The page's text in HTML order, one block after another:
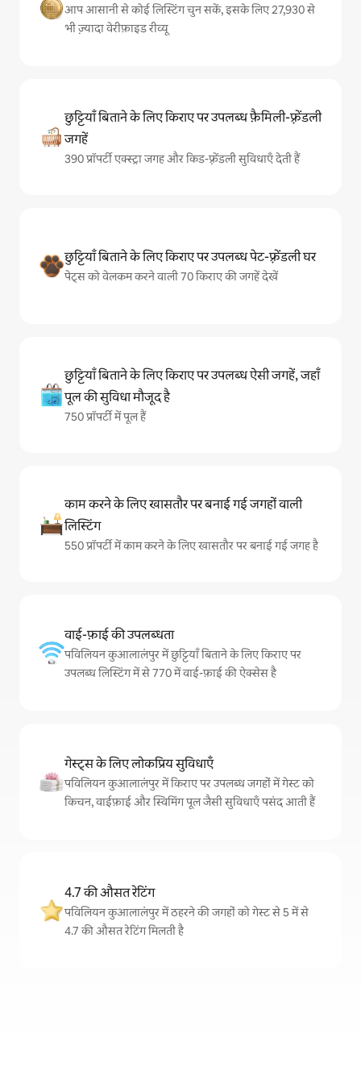
आप आसानी से कोई लिस्टिंग चुन सकें, इसके लिए 27,930 से
भी ज़्यादा वेरीफ़ाइड रीव्यू
छुट्टियाँ बिताने के लिए किराए पर उपलब्ध फ़ैमिली-फ़्रेंडली
जगहें
390 प्रॉपर्टी एक्स्ट्रा जगह और किड-फ़्रेंडली सुविधाएँ देती हैं
छुट्टियाँ बिताने के लिए किराए पर उपलब्ध पेट-फ़्रेंडली घर
पेट्स को वेलकम करने वाली 70 किराए की जगहें देखें
छुट्टियाँ बिताने के लिए किराए पर उपलब्ध ऐसी जगहें, जहाँ
पूल की सुविधा मौजूद है
750 प्रॉपर्टी में पूल हैं
काम करने के लिए खासतौर पर बनाई गई जगहों वाली
लिस्टिंग
550 प्रॉपर्टी में काम करने के लिए खासतौर पर बनाई गई जगह है
वाई-फ़ाई की उपलब्धता
पविलियन कुआलालंपुर में छुट्टियाँ बिताने के लिए किराए पर
उपलब्ध लिस्टिंग में से 770 में वाई-फ़ाई की ऐक्सेस है
गेस्ट्स के लिए लोकप्रिय सुविधाएँ
पविलियन कुआलालंपुर में किराए पर उपलब्ध जगहों में गेस्ट को
किचन, वाईफ़ाई और स्विमिंग पूल जैसी सुविधाएँ पसंद आती हैं
4.7 की औसत रेटिंग
पविलियन कुआलालंपुर में ठहरने की जगहों को गेस्ट से 5 में से
4.7 की औसत रेटिंग मिलती है